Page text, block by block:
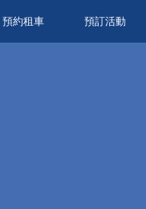
預訂活動
預約租車